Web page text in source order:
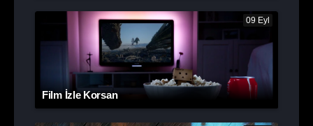
09 Eyl
Film İzle Korsan